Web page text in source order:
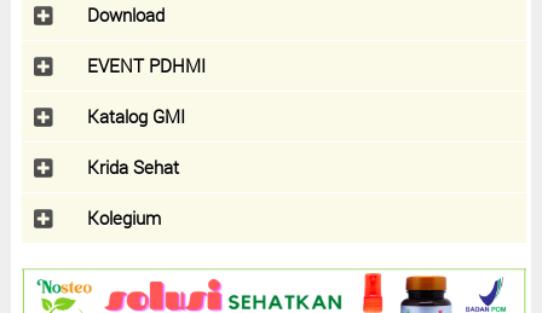
Download
EVENT PDHMI
Katalog GMI
Krida Sehat
Kolegium